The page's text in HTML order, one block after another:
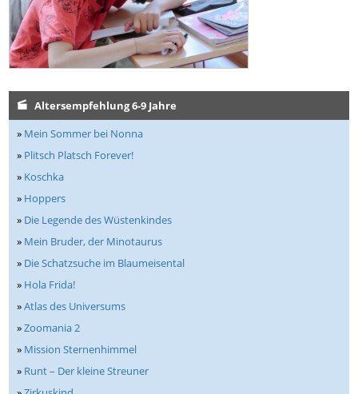
Altersempfehlung 6-9 Jahre
» Mein Sommer bei Nonna
» Plitsch Platsch Forever!
» Koschka
» Hoppers
» Die Legende des Wüstenkindes
» Mein Bruder, der Minotaurus
» Die Schatzsuche im Blaumeisental
» Hola Frida!
»Atlas des Universums
»Zoomania 2
» Mission Sternenhimmel
» Runt – Der kleine Streuner